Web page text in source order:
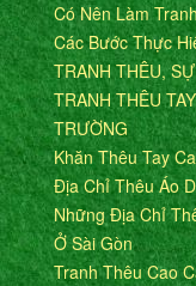
Có Nên Làm
Các Bước Thực
TRANH THÊU,
TRANH THÊU
TRƯỜNG
Khăn Thêu Tay
Địa Chỉ Thêu Áo
Những Địa Chỉ
Ở Sài Gòn
Tranh Thêu Cao